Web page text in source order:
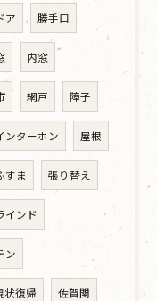
ア 勝手口
内窓
網戸 障子
ンターホン 屋根
すま 張り替え
インド
ン
状復帰 佐賀関